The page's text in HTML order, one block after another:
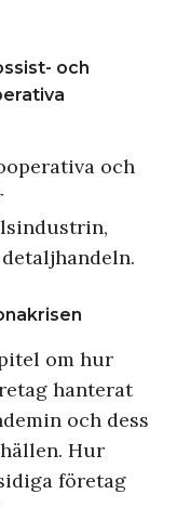
och
och
om hur
hanterat
och dess
Hur
företag